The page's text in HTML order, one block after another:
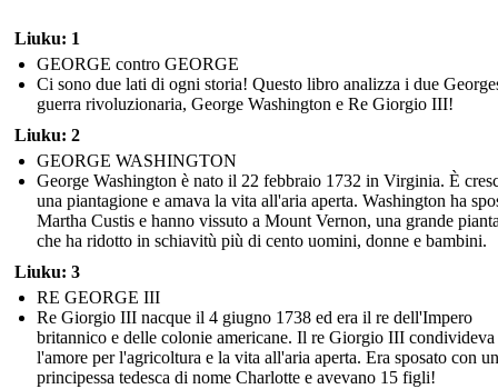
Liuku: 1
GEORGE contro GEORGE
Ci sono due lati di ogni storia! Questo libro analizza i due
guerra rivoluzionaria, George Washington e Re Giorgio III!
Liuku: 2
GEORGE WASHINGTON
George Washington è nato il 22 febbraio 1732 in Virginia. È
una piantagione e amava la vita all'aria aperta. Washington ha
Martha Custis e hanno vissuto a Mount Vernon, una grande
che ha ridotto in schiavitù più di cento uomini, donne e bambini.
Liuku: 3
RE GEORGE III
Re Giorgio III nacque il 4 giugno 1738 ed era il re dell'Impero
britannico e delle colonie americane. Il re Giorgio III condivideva
l'amore per l'agricoltura e la vita all'aria aperta. Era sposato con
principessa tedesca di nome Charlotte e avevano 15 figli!